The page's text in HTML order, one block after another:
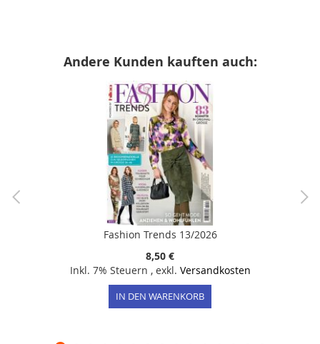
Andere Kunden kauften auch:
Fashion Trends 13/2026
8,50 €
Inkl. 7% Steuern , exkl. Versandkosten
IN DEN WARENKORB